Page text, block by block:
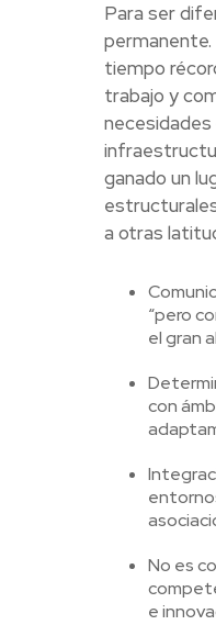
Para ser
permanente.
tiempo
trabajo y
ganado un
a otras
“pero
el gran
con
No es
e